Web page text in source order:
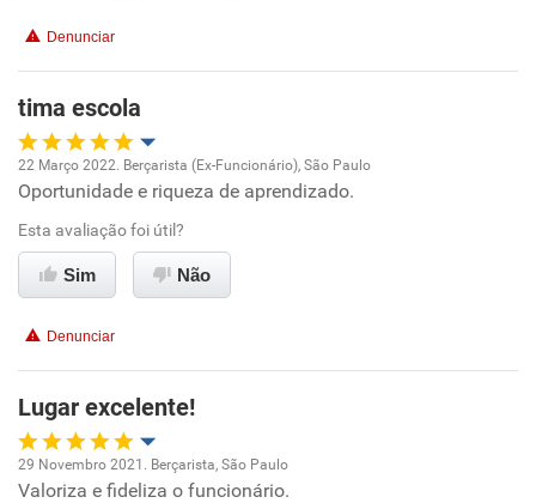
Recomenda esta empresa
Denunciar
tima escola
Oportunidade de promoção
Ambiente de trabalho
Benefícios
Recomenda esta empresa
22 Março 2022. Berçarista (Ex-Funcionário), São Paulo
Oportunidade e riqueza de aprendizado.
Esta avaliação foi útil?
Sim Não
Denunciar
Lugar excelente!
Oportunidade de promoção
29 Novembro 2021. Berçarista, São Paulo
Valoriza e fideliza o funcionário.